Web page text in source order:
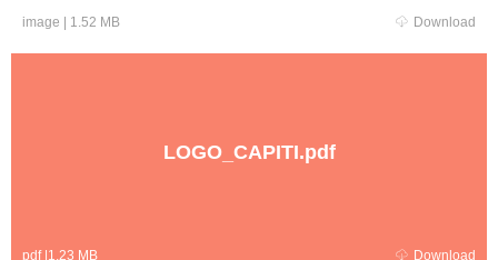
image 1.52 MB Download
LOGO_CAPITI.pdf
pdf| 1.23 MB Download